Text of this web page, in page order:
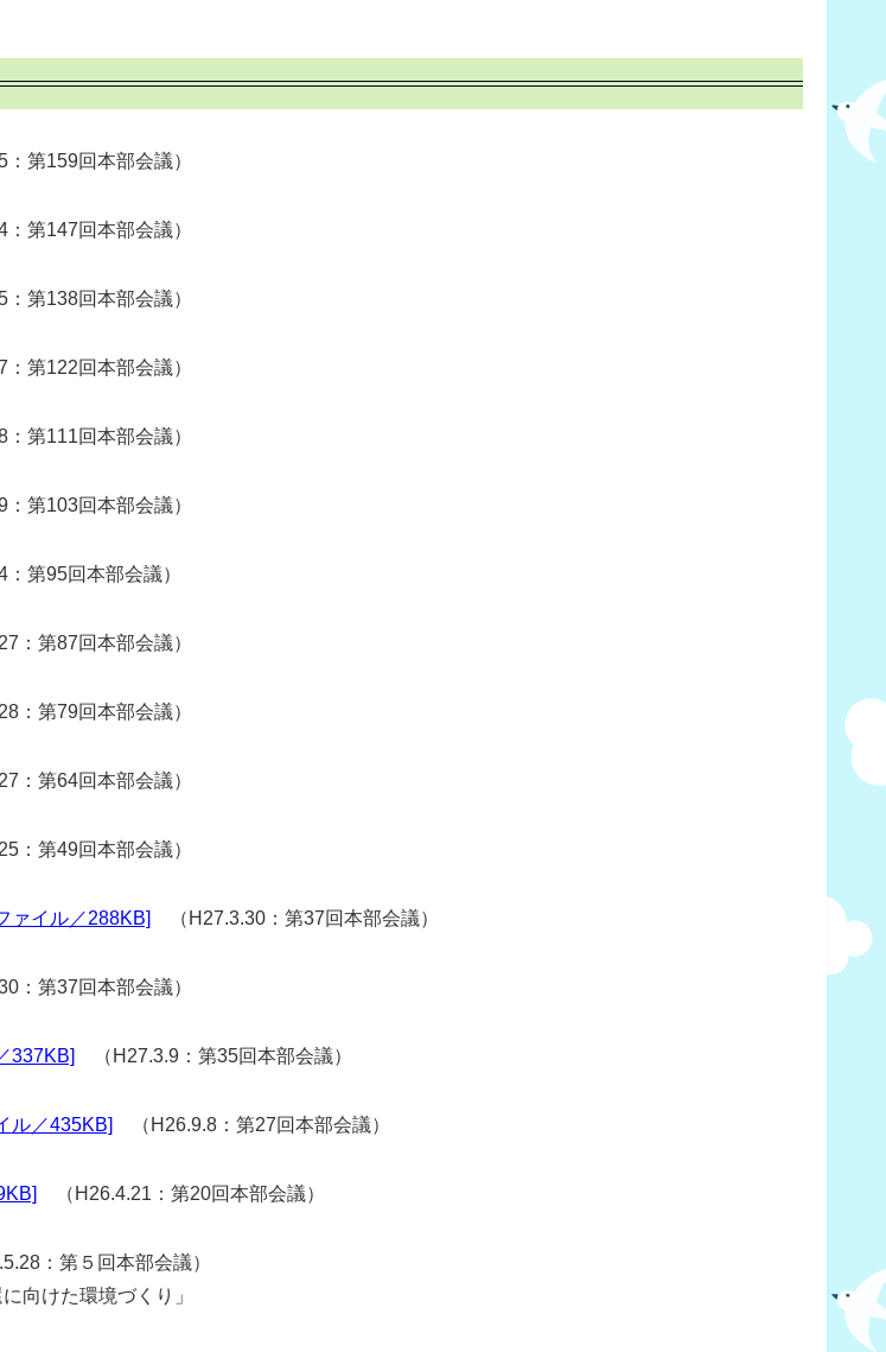
第159回本部会議）
第147回本部会議）
第138回本部会議）
第122回本部会議）
第111回本部会議）
第103回本部会議）
第95回本部会議）
：第87回本部会議）
：第79回本部会議）
：第64回本部会議）
：第49回本部会議）
ァイル／288KB] （H27.3.30：第37回本部会議）
：第37回本部会議）
337KB] （H27.3.9：第35回本部会議）
ル／435KB] （H26.9.8：第27回本部会議）
（H26.4.21：第20回本部会議）
：第５回本部会議）
けた環境づくり」